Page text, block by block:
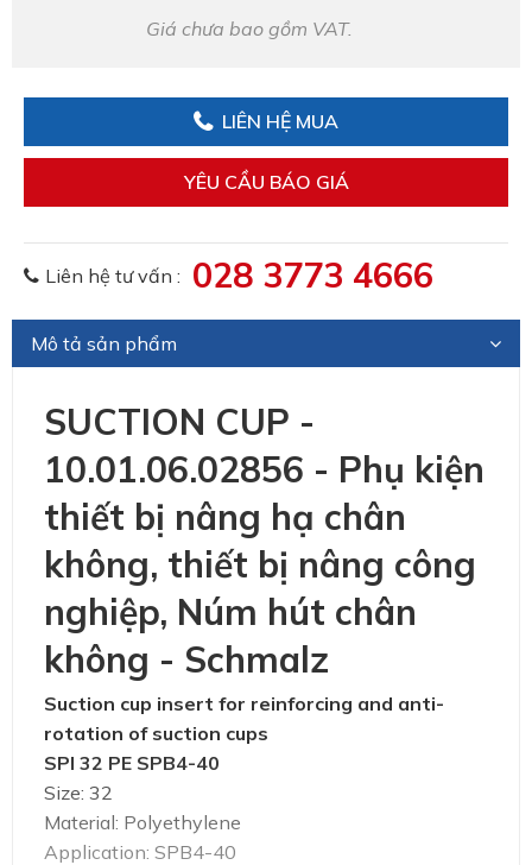
Giá chưa bao gồm VAT.
LIÊN HỆ MUA
YÊU CẦU BÁO GIÁ
Liên hệ tư vấn : 028 3773 4666
Mô tả sản phẩm
SUCTION CUP -
10.01.06.02856 - Phụ kiện
thiết bị nâng hạ chân
không, thiết bị nâng công
nghiệp, Núm hút chân
không - Schmalz
Suction cup insert for reinforcing and anti-
rotation of suction cups
SPI 32 PE SPB4-40
Size: 32
Material: Polyethylene
Application: SPB4-40